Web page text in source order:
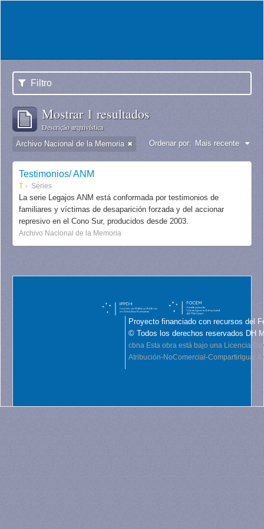
Filtro
Mostrar 1 resultados
Descrição arquivística
Archivo Nacional de la Memoria Ordenar por: Mais recente
Testimonios/ ANM
T Séries
La serie Legajos ANM está conformada por testimonios de
familiares y víctimas de desaparición forzada y del accionar
represivo en el Cono Sur, producidos desde 2003.
Archivo Nacional de la Memoria
Proyecto financiado con recursos del
© Todos los derechos reservados DH
cbna Esta obra está bajo una Licencia
Atribución-NoComercial-CompartirIgual